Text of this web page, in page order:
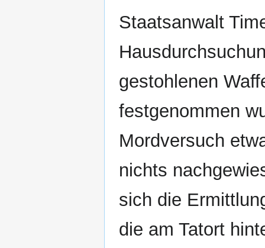
Staatsanwalt
gestohlenen
festgenommen
Mordversuch
nichts
sich die
die am Tatort